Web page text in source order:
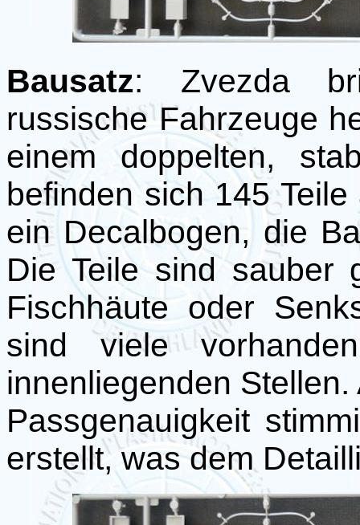
Bausatz: Zvezda
russische Fahrzeuge
einem doppelten,
befinden sich 145
ein Decalbogen, die
Die Teile sind sauber
Fischhäute oder
sind viele
innenliegenden
Passgenauigkeit
erstellt, was dem